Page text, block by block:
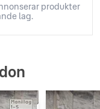
produkter
lag.